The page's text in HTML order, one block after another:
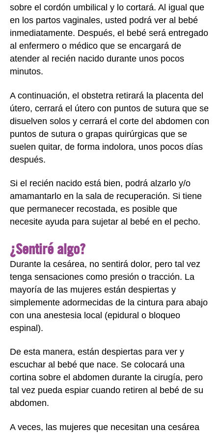
sobre el cordón umbilical y lo cortará. Al igual que
en los partos vaginales, usted podrá ver al bebé
inmediatamente. Después, el bebé será entregado
al enfermero o médico que se encargará de
atender al recién nacido durante unos pocos
minutos.
A continuación, el obstetra retirará la placenta del
útero, cerrará el útero con puntos de sutura que se
disuelven solos y cerrará el corte del abdomen con
puntos de sutura o grapas quirúrgicas que se
suelen quitar, de forma indolora, unos pocos días
después.
Si el recién nacido está bien, podrá alzarlo y/o
amamantarlo en la sala de recuperación. Si tiene
que permanecer recostada, es posible que
necesite ayuda para sujetar al bebé en el pecho.
¿Sentiré algo?
Durante la cesárea, no sentirá dolor, pero tal vez
tenga sensaciones como presión o tracción. La
mayoría de las mujeres están despiertas y
simplemente adormecidas de la cintura para abajo
con una anestesia local (epidural o bloqueo
espinal).
De esta manera, están despiertas para ver y
escuchar al bebé que nace. Se colocará una
cortina sobre el abdomen durante la cirugía, pero
tal vez pueda espiar cuando retiren al bebé de su
abdomen.
A veces, las mujeres que necesitan una cesárea